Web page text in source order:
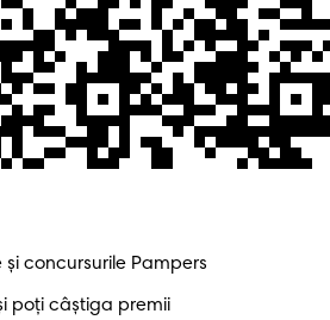
concursurile Pampers
poți câștiga premii